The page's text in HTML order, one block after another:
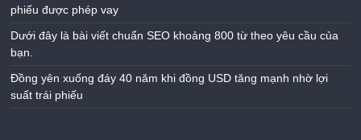
phiếu được phép vay
Dưới đây là bài viết chuẩn SEO khoảng 800 từ theo yêu cầu của
bạn.
Đồng yên xuống đáy 40 năm khi đồng USD tăng mạnh nhờ lợi
suất trái phiếu